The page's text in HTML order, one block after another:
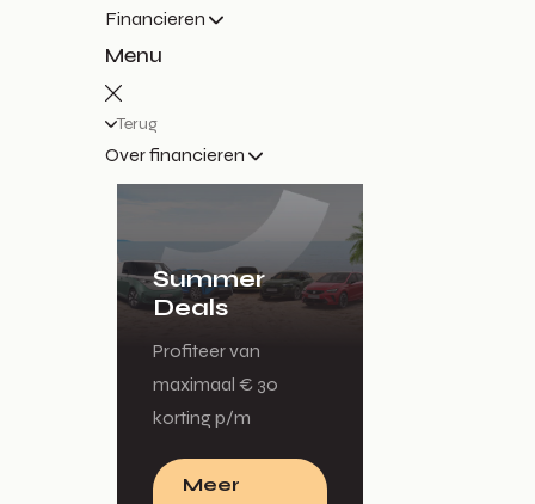
Financieren
Menu
Terug
Over financieren
Summer
Deals
Profiteer van
maximaal € 30
korting p/m
Meer